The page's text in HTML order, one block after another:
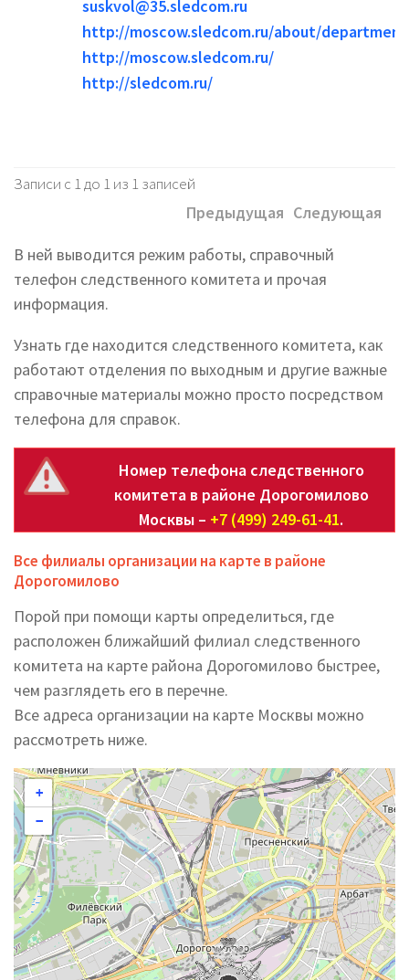
suskvol@35.sledcom.ru
http://moscow.sledcom.ru/about/
http://moscow.sledcom.ru/
http://sledcom.ru/
Записи с 1 до 1 из 1 записей
Предыдущая Следующая
В ней выводится режим работы, справочный
телефон следственного комитета и прочая
информация.
Узнать где находится следственного комитета, как
работают отделения по выходным и другие важные
справочные материалы можно просто посредством
телефона для справок.
Номер телефона следственного
комитета в районе Дорогомилово
Москвы – +7 (499) 249-61-41.
Все филиалы организации на карте в районе
Дорогомилово
Порой при помощи карты определиться, где
расположен ближайший филиал следственного
комитета на карте района Дорогомилово быстрее,
чем разглядеть его в перечне.
Все адреса организации на карте Москвы можно
рассмотреть ниже.
+
−